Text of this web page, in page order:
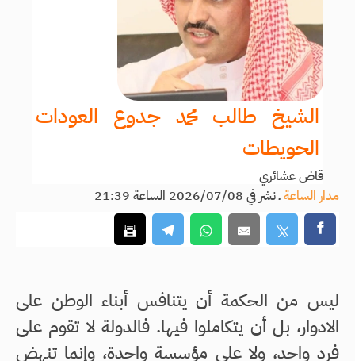
الشيخ طالب محمد جدوع العودات
الحويطات
قاض عشائري
مدار الساعةـنشر في 2026/07/08 الساعة 21:39
ليس من الحكمة أن يتنافس أبناء الوطن على
الادوار، بل أن يتكاملوا فيها. فالدولة لا تقوم على
فرد واحد، ولا على مؤسسة واحدة، وإنما تنهض